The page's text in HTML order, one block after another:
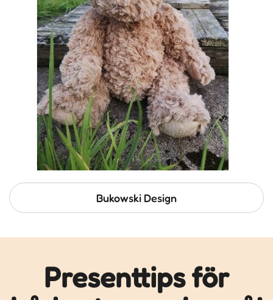
Bukowski Design
Presenttips för